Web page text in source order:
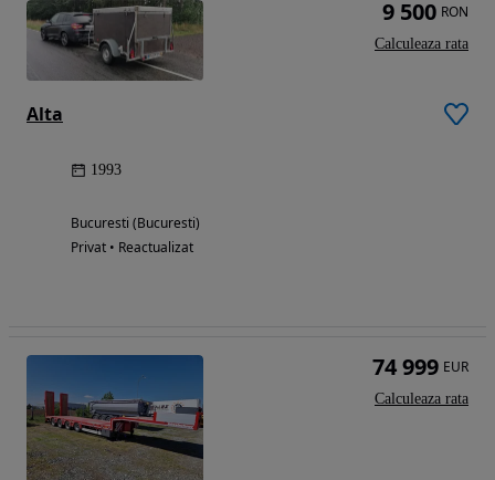
Alta
1993
Bucuresti (Bucuresti)
Privat • Reactualizat
9 500 RON
Calculeaza rata
74 999 EUR
Calculeaza rata